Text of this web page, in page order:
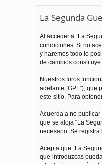
La Segunda
Al acceder a “La
condiciones. Si no
y haremos todo lo
de cambios
Nuestros foros
adelante “GPL”), que
este sitio. Para
Acuerda a no
que se aloja “La
necesario. Se
Acepta que “La
que introduzcas